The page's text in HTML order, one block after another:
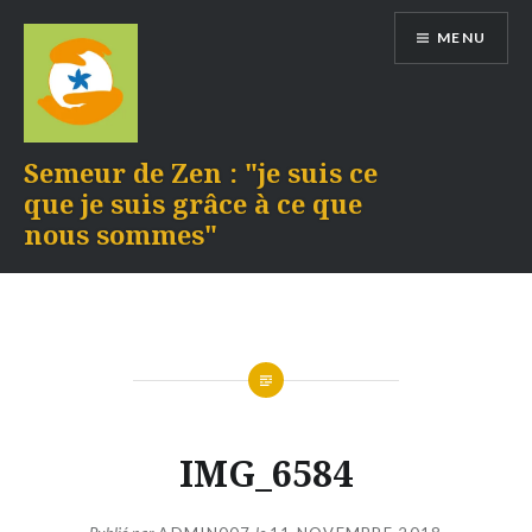
contenu
Semeur de Zen : "je suis ce
que je suis grâce à ce que
nous sommes"
MENU
IMG_6584